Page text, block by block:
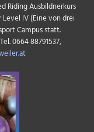
Riding Ausbildnerkurs
IV (Eine von drei
Campus statt.
0664 88791537,